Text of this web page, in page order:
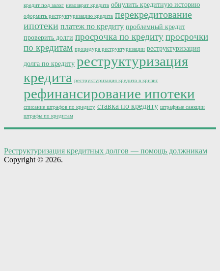
кредит под залог невозврат кредита обнулить кредитную историю
оформить реструктуризацию кредита перекредитование
ипотеки платеж по кредиту проблемный кредит
проверить долги просрочка по кредитупросрочки
по кредитам процедура реструктуризации реструктуризация
долга по кредиту реструктуризация
кредита реструктуризация кредита в кризис
рефинансирование ипотеки
списание штрафов по кредиту ставка по кредиту штрафные санкции
штрафы по кредитам
Реструктуризация кредитных долгов — помощь должникам
Copyright © 2026.